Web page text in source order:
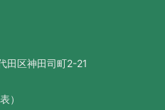
田区神田司町2-21
）